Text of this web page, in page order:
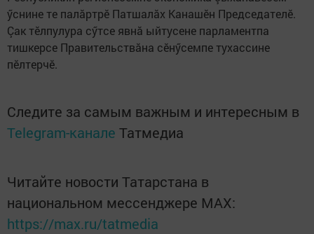
ӳснине те палăртрӗ Патшалăх Канашӗн Председателӗ.
Çак тӗлпулура сӳтсе явнă ыйтусене парламентпа
тишкерсе Правительствăна сӗнӳсемпе тухассине
пӗлтерчӗ.
Следите за самым важным и интересным в
Telegram-канале Татмедиа
Читайте новости Татарстана в
национальном мессенджере MАХ:
https://max.ru/tatmedia